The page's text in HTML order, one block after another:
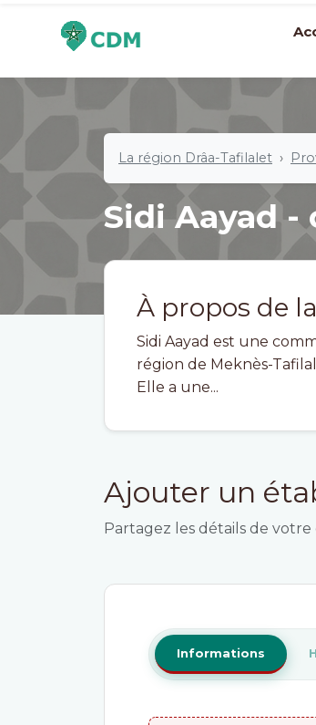
La région Drâa-Tafilalet
Sidi Aayad
À propos de
Sidi Aayad est une
région de Meknès-
Elle a une...
Ajouter un
Partagez les détails de
Informations